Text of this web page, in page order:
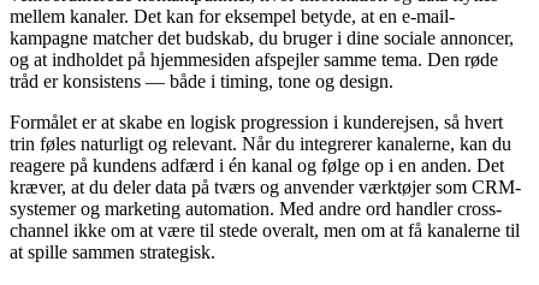
mellem kanaler. Det kan for eksempel betyde, at en e-mail-
kampagne matcher det budskab, du bruger i dine sociale annoncer,
og at indholdet på hjemmesiden afspejler samme tema. Den røde
tråd er konsistens — både i timing, tone og design.
Formålet er at skabe en logisk progression i kunderejsen, så hvert
trin føles naturligt og relevant. Når du integrerer kanalerne, kan du
reagere på kundens adfærd i én kanal og følge op i en anden. Det
kræver, at du deler data på tværs og anvender værktøjer som CRM-
systemer og marketing automation. Med andre ord handler cross-
channel ikke om at være til stede overalt, men om at få kanalerne til
at spille sammen strategisk.